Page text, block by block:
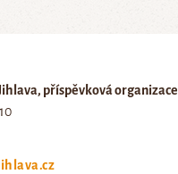
příspěvková organizace